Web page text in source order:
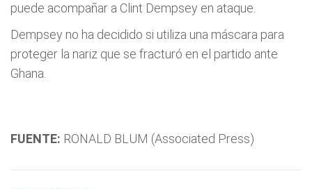
puede acompañar a Clint Dempsey en ataque.
Dempsey no ha decidido si utiliza una máscara para
proteger la nariz que se fracturó en el partido ante
Ghana.
FUENTE: RONALD BLUM (Associated Press)